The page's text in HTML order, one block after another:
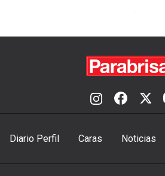
Diario Perfil Caras Noticias